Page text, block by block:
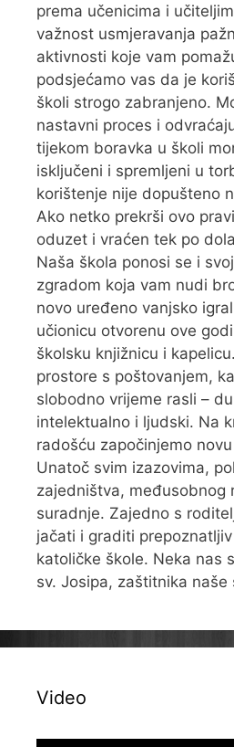
prema učenicima i
važnost usmjeravanja
aktivnosti koje vam
podsjećamo vas da je
školi strogo zabranjeno.
nastavni proces i
tijekom boravka u školi
isključeni i spremljeni u
korištenje nije dopušteno
Ako netko prekrši ovo
oduzet i vraćen tek po
Naša škola ponosi se i
zgradom koja vam nudi
novo uređeno vanjsko
učionicu otvorenu ove
školsku knjižnicu i
prostore s poštovanjem,
slobodno vrijeme rasli –
intelektualno i ljudski. Na
radošću započinjemo
Unatoč svim izazovima,
zajedništva, međusobnog
suradnje. Zajedno s
jačati i graditi
katoličke škole. Neka nas
sv. Josipa, zaštitnika naše
Video